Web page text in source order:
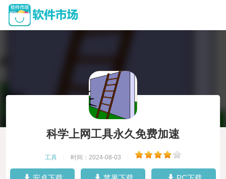
科学上网工具永久免费加速
工具 时间：2024-08-03